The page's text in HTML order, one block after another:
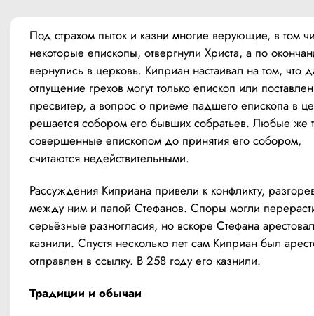
Под страхом пыток и казни многие верующие, в том
некоторые епископы, отвергнули Христа, а по
вернулись в церковь. Киприан настаивал на том, что
отпущение грехов могут только епископ или
пресвитер, а вопрос о приеме падшего епископа в
решается собором его бывших собратьев. Любые же
совершенные епископом до принятия его собором,
считаются недействительными.
Рассуждения Киприана привели к конфликту,
между ним и папой Стефанов. Споры могли
серьёзные разногласия, но вскоре Стефана
казнили. Спустя несколько лет сам Киприан был
отправлен в ссылку. В 258 году его казнили.
Традиции и обычаи